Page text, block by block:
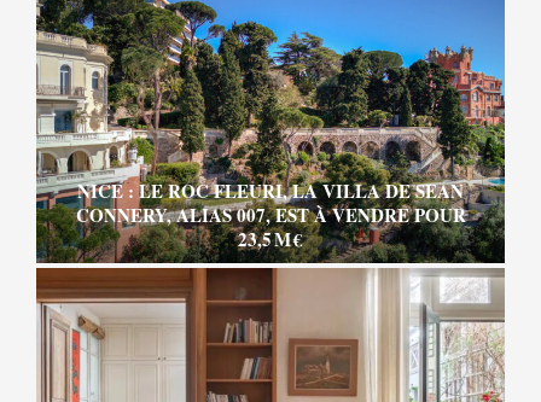
NICE : LE ROC FLEURI, LA VILLA DE SEAN
CONNERY, ALIAS 007, EST À VENDRE POUR
23,5 M €